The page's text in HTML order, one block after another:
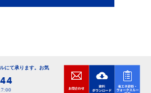
にて承ります。 お気